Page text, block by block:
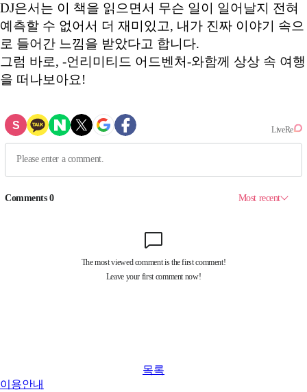
DJ은서는 이 책을 읽으면서 무슨 일이 일어날지 전혀
예측할 수 없어서 더 재미있고, 내가 진짜 이야기 속으
로 들어간 느낌을 받았다고 합니다.
그럼 바로, -언리미티드 어드벤처-와함께 상상 속 여행
을 떠나보아요!
목록
이용안내